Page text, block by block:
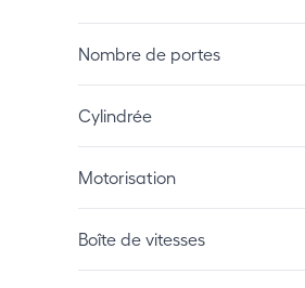
Nombre de portes
Cylindrée
Motorisation
Boîte de vitesses